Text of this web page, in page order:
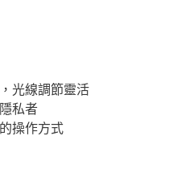
光線調節靈活
私者
操作方式